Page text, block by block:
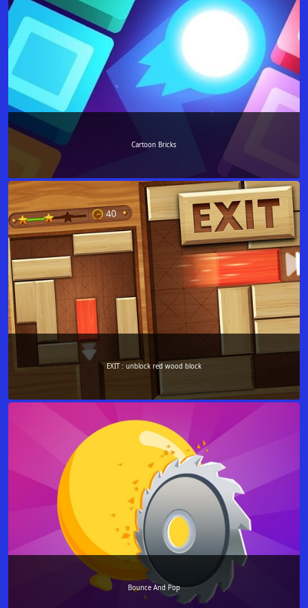
Cartoon Bricks
EXIT : unblock red wood block
Bounce And Pop